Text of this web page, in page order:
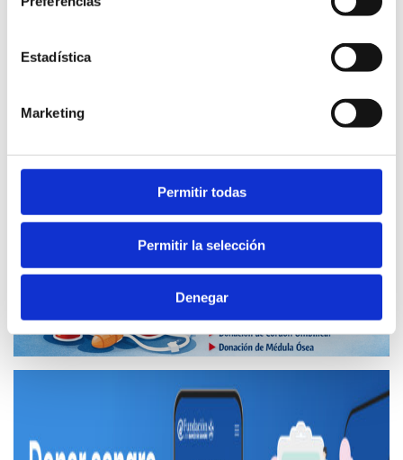
Estadística
Marketing
Permitir todas
Permitir la selección
Denegar